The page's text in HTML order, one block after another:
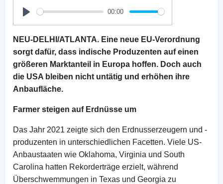
Play
00:00
NEU-DELHI/ATLANTA. Eine neue EU-Verordnung
sorgt dafür, dass indische Produzenten auf einen
größeren Marktanteil in Europa hoffen. Doch auch
die USA bleiben nicht untätig und erhöhen ihre
Anbaufläche.
Farmer steigen auf Erdnüsse um
Das Jahr 2021 zeigte sich den Erdnusserzeugern und -
produzenten in unterschiedlichen Facetten. Viele US-
Anbaustaaten wie Oklahoma, Virginia und South
Carolina hatten Rekorderträge erzielt, während
Überschwemmungen in Texas und Georgia zu